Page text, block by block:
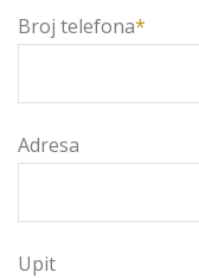
Broj telefona*
Adresa
Upit